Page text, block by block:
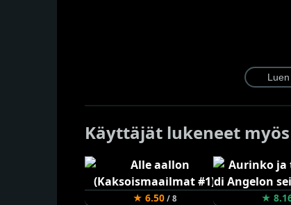
Käyttäjät lukeneet myös
★ 6.50/ 8 ★